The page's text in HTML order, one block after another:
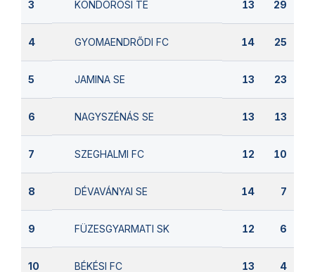
3 KONDOROSI TE 13 29
4 GYOMAENDRŐDI FC 14 25
5 JAMINA SE 13 23
6 NAGYSZÉNÁS SE 13 13
7 SZEGHALMI FC 12 10
8 DÉVAVÁNYAI SE 14 7
9 FÜZESGYARMATI SK 12 6
10 BÉKÉSI FC 13 4